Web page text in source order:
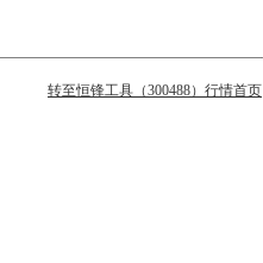
转至恒锋工具（300488）行情首页